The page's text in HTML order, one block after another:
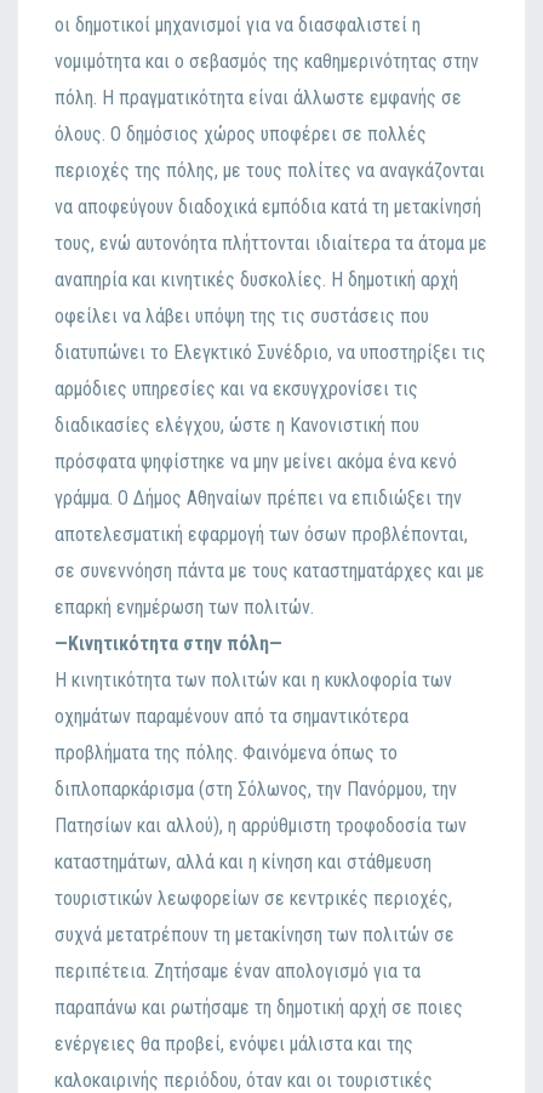
οι δημοτικοί μηχανισμοί για να διασφαλιστεί η
νομιμότητα και ο σεβασμός της καθημερινότητας στην
πόλη. Η πραγματικότητα είναι άλλωστε εμφανής σε
όλους. Ο δημόσιος χώρος υποφέρει σε πολλές
περιοχές της πόλης, με τους πολίτες να αναγκάζονται
να αποφεύγουν διαδοχικά εμπόδια κατά τη μετακίνησή
τους, ενώ αυτονόητα πλήττονται ιδιαίτερα τα άτομα με
αναπηρία και κινητικές δυσκολίες. Η δημοτική αρχή
οφείλει να λάβει υπόψη της τις συστάσεις που
διατυπώνει το Ελεγκτικό Συνέδριο, να υποστηρίξει τις
αρμόδιες υπηρεσίες και να εκσυγχρονίσει τις
διαδικασίες ελέγχου, ώστε η Κανονιστική που
πρόσφατα ψηφίστηκε να μην μείνει ακόμα ένα κενό
γράμμα. Ο Δήμος Αθηναίων πρέπει να επιδιώξει την
αποτελεσματική εφαρμογή των όσων προβλέπονται,
σε συνεννόηση πάντα με τους καταστηματάρχες και με
επαρκή ενημέρωση των πολιτών.
—Κινητικότητα στην πόλη—
Η κινητικότητα των πολιτών και η κυκλοφορία των
οχημάτων παραμένουν από τα σημαντικότερα
προβλήματα της πόλης. Φαινόμενα όπως το
διπλοπαρκάρισμα (στη Σόλωνος, την Πανόρμου, την
Πατησίων και αλλού), η αρρύθμιστη τροφοδοσία των
καταστημάτων, αλλά και η κίνηση και στάθμευση
τουριστικών λεωφορείων σε κεντρικές περιοχές,
συχνά μετατρέπουν τη μετακίνηση των πολιτών σε
περιπέτεια. Ζητήσαμε έναν απολογισμό για τα
παραπάνω και ρωτήσαμε τη δημοτική αρχή σε ποιες
ενέργειες θα προβεί, ενόψει μάλιστα και της
καλοκαιρινής περιόδου, όταν και οι τουριστικές